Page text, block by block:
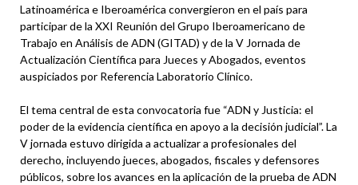
Latinoamérica e Iberoamérica convergieron en el país para
participar de la XXI Reunión del Grupo Iberoamericano de
Trabajo en Análisis de ADN (GITAD) y de la V Jornada de
Actualización Científica para Jueces y Abogados, eventos
auspiciados por Referencia Laboratorio Clínico.
El tema central de esta convocatoria fue “ADN y Justicia: el
poder de la evidencia científica en apoyo a la decisión judicial”. La
V jornada estuvo dirigida a actualizar a profesionales del
derecho, incluyendo jueces, abogados, fiscales y defensores
públicos, sobre los avances en la aplicación de la prueba de ADN